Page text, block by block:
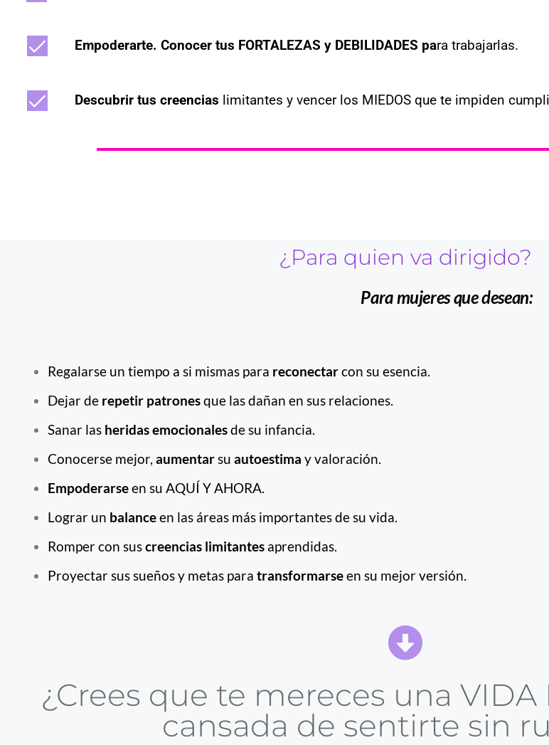
Empoderarte. Conocer tus FORTALEZAS y DEBILIDADES para trabajarlas.
Descubrir tus creencias limitantes y vencer los MIEDOS que te impiden
¿Para quien va dirigido?
Para mujeres que desean:
Regalarse un tiempo a si mismas para reconectarcon su esencia.
Dejar de repetir patronesque las dañan en sus relaciones.
Sanar las heridas emocionalesde su infancia.
Conocerse mejor, aumentarsu autoestima y valoración.
Empoderarseen su AQUÍ Y AHORA.
Lograr un balanceen las áreas más importantes de su vida.
Romper con suscreencias limitantes aprendidas.
Proyectar sus sueños y metas para transformarseen su mejor versión.
¿Crees que te mereces una VIDA
cansada de sentirte sin